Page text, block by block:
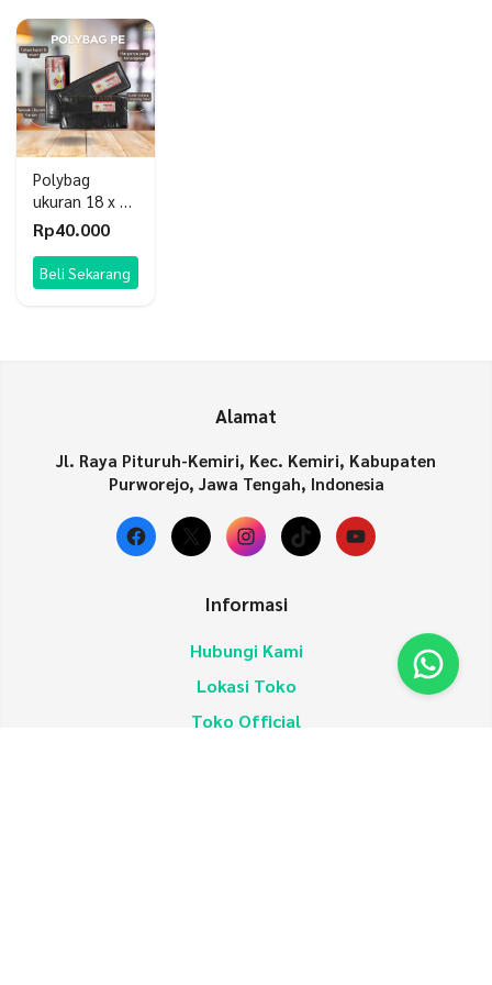
Polybag
ukuran 18 x 22
cm
Rp40.000
Beli Sekarang
Alamat
Jl. Raya Pituruh-Kemiri, Kec. Kemiri, Kabupaten
Purworejo, Jawa Tengah, Indonesia
Facebook
X Instagram
TikTokYouTube
Informasi
Hubungi Kami
Lokasi Toko
Toko Official